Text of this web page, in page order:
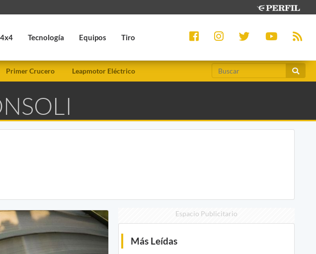
Tecnología Equipos Tiro
Primer Crucero Leapmotor Eléctrico
Espacio Publicitario
Más Leídas